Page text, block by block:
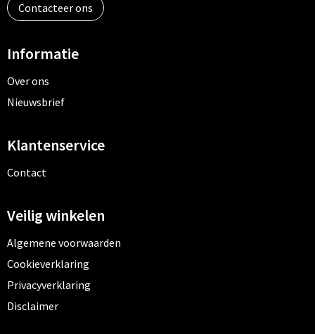
Contacteer ons
Informatie
Over ons
Nieuwsbrief
Klantenservice
Contact
Veilig winkelen
Algemene voorwaarden
Cookieverklaring
Privacyverklaring
Disclaimer